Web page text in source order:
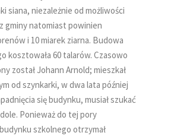
siana, niezależnie od możliwości
gminy natomiast powinien
i 10 miarek ziarna. Budowa
kosztowała 60 talarów. Czasowo
został Johann Arnold; mieszkał
od szynkarki, w dwa lata później
się budynku, musiał szukać
Ponieważ do tej pory
szkolnego otrzymał